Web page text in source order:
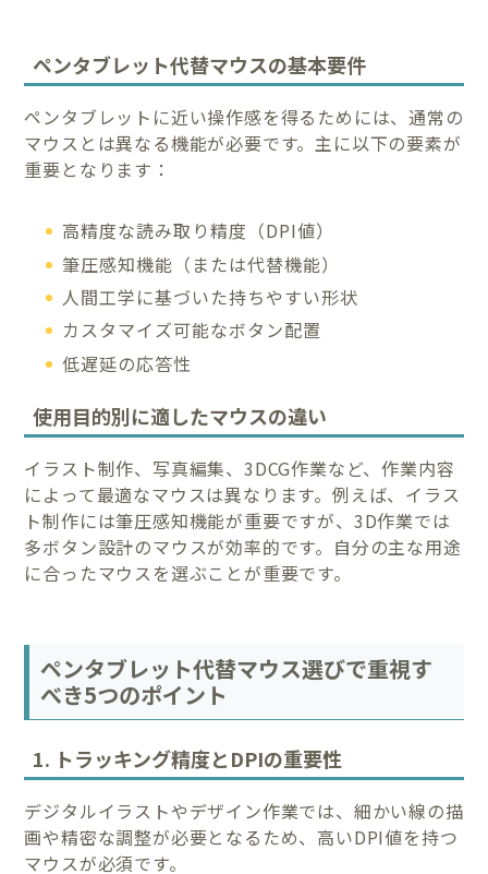
ペンタブレット代替マウスの基本要件
ペンタブレットに近い操作感を得るためには、通常の
マウスとは異なる機能が必要です。主に以下の要素が
重要となります：
高精度な読み取り精度（DPI値）
筆圧感知機能（または代替機能）
人間工学に基づいた持ちやすい形状
カスタマイズ可能なボタン配置
低遅延の応答性
使用目的別に適したマウスの違い
イラスト制作、写真編集、3DCG作業など、作業内容
によって最適なマウスは異なります。例えば、イラス
ト制作には筆圧感知機能が重要ですが、3D作業では
多ボタン設計のマウスが効率的です。自分の主な用途
に合ったマウスを選ぶことが重要です。
ペンタブレット代替マウス選びで重視す
べき5つのポイント
1. トラッキング精度とDPIの重要性
デジタルイラストやデザイン作業では、細かい線の描
画や精密な調整が必要となるため、高いDPI値を持つ
マウスが必須です。